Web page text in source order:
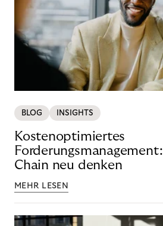
BLOG INSIGHTS
Kostenoptimiertes
Chain neu denken
MEHR LESEN